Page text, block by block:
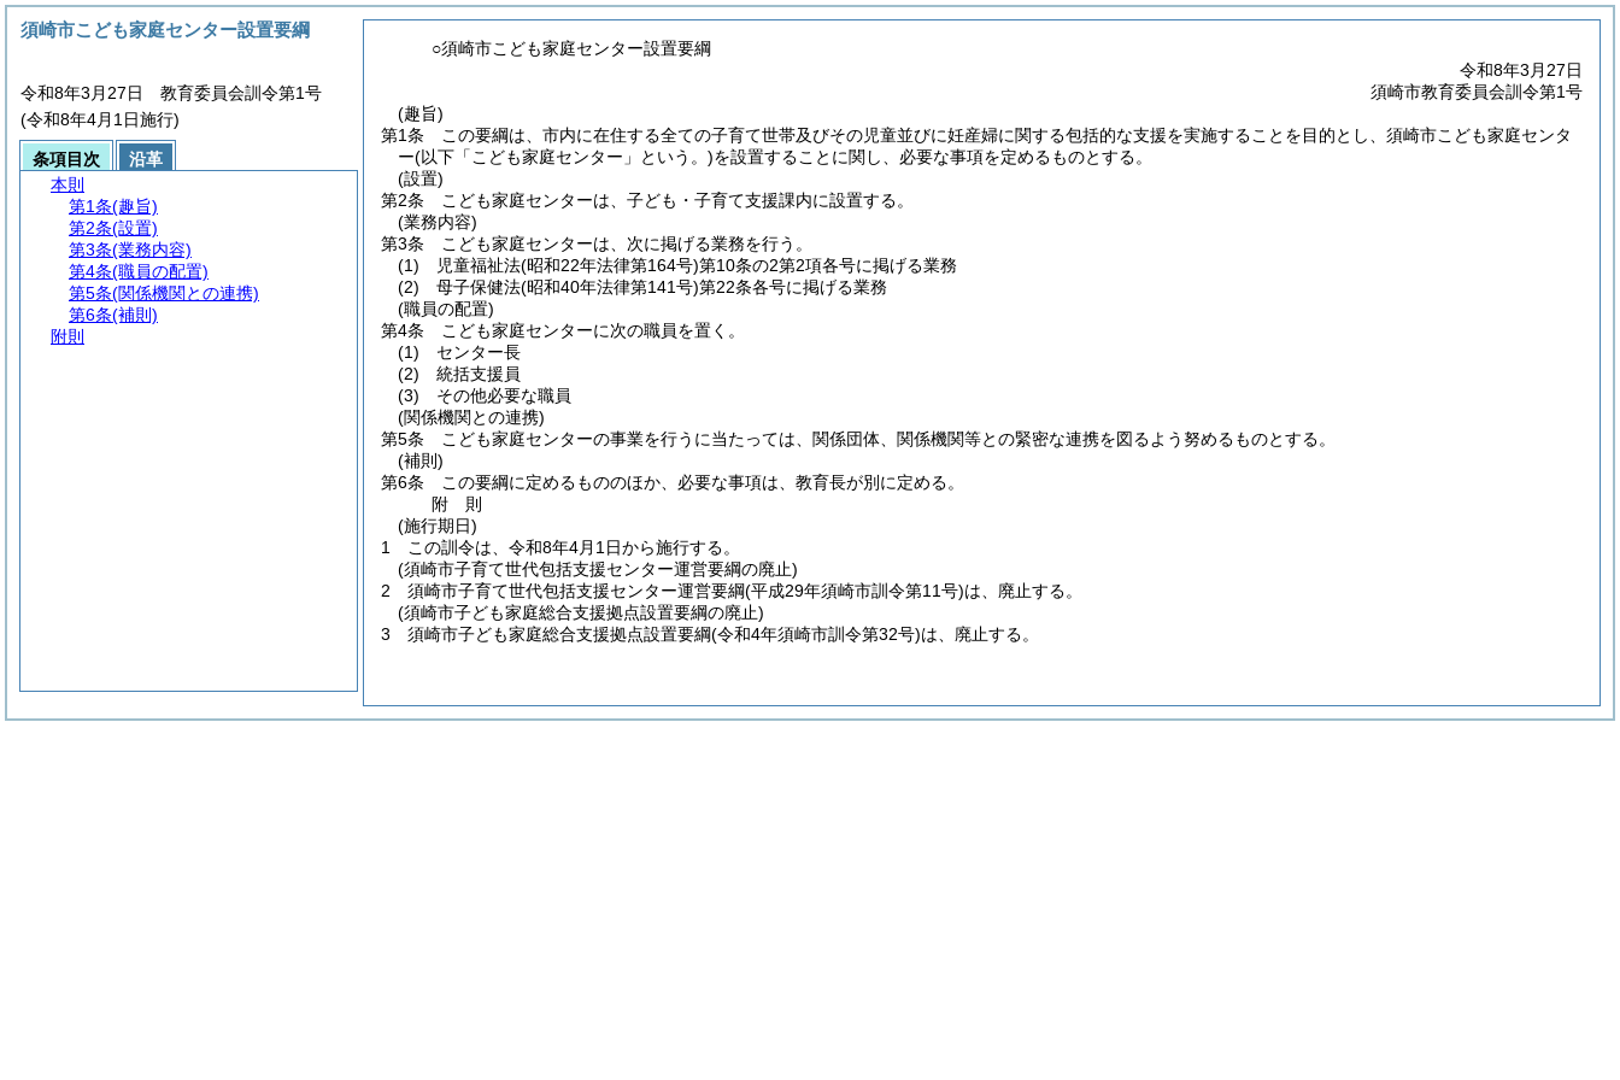
○須崎市こども家庭センター設置要綱
令和8年3月27日
須崎市教育委員会訓令第1号
(趣旨)
第1条
この要綱は、市内に在住する全ての子育て世帯及びその児童並びに妊産婦に関する包括的な支援を実施することを目的とし、須崎市こども家庭センタ
ー(以下「こども家庭センター」という。)を設置することに関し、必要な事項を定めるものとする。
(設置)
第2条
こども家庭センターは、子ども・子育て支援課内に設置する。
(業務内容)
第3条
こども家庭センターは、次に掲げる業務を行う。
(1)
児童福祉法(昭和22年法律第164号)第10条の2第2項各号に掲げる業務
(2)
母子保健法(昭和40年法律第141号)第22条各号に掲げる業務
(職員の配置)
第4条
こども家庭センターに次の職員を置く。
(1)
センター長
(2)
統括支援員
(3)
その他必要な職員
(関係機関との連携)
第5条
こども家庭センターの事業を行うに当たっては、関係団体、関係機関等との緊密な連携を図るよう努めるものとする。
(補則)
第6条
この要綱に定めるもののほか、必要な事項は、教育長が別に定める。
附 則
(施行期日)
1
この訓令は、令和8年4月1日から施行する。
(須崎市子育て世代包括支援センター運営要綱の廃止)
2
須崎市子育て世代包括支援センター運営要綱(平成29年須崎市訓令第11号)は、廃止する。
(須崎市子ども家庭総合支援拠点設置要綱の廃止)
3
須崎市子ども家庭総合支援拠点設置要綱(令和4年須崎市訓令第32号)は、廃止する。
須崎市こども家庭センター設置要綱
令和8年3月27日 教育委員会訓令第1号
(令和8年4月1日施行)
条項目次
沿革
本則
第1条(趣旨)
第2条(設置)
第3条(業務内容)
第4条(職員の配置)
第5条(関係機関との連携)
第6条(補則)
附則